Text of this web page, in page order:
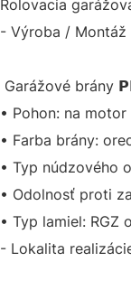
Rolovacia
- Výroba /
Garážové brány
• Pohon: na
• Farba brány:
• Typ núdzového
• Odolnosť proti
• Typ lamiel: RGZ
- Lokalita